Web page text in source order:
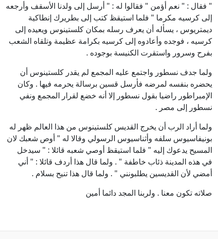
" فقال : " نعم أؤمن " فقالوا له : " أرسل إلى ولدنا الأسقف وأرجعه
إلى كرسيه مكرما " فلما استيقظ كتب إلى بطريرك إنطاكية
ديمتريوس ، يسأله أن يعرف رسله بمكان كلستينوس ويعيده إلى
كرسيه ، فوجده وأعادوه إلى كرسيه بكرامة عظيمة وتلقاه الشعب
بفرح وسرور واستقرت الكنيسة بوجوده .
ولما جدف نسطور واجتمع عليه المجمع لم يقدر كلستينوس أن
يحضره بنفسه لمرضه فأرسل قسين برسالة يحرمه فيها . وكان
الإمبراطور راضيا بقول نسطور إلا أنه خضع لقرار المجمع ونفي
نسطور إلى مصر .
ولما أراد الرب أن يخرج القديس كلستينوس من هذا العالم ظهر له
بونيفاسيوس سلفه وأثناسيوس الرسولي وقالا له " أوص شعبك لان
المسيح يدعوك إليه " فلما استيقظ أوصي شعبه قائلا : " سيدخل
في هذه المدينة ذئاب خاطفة " . ولما قال هذا أردف قائلا : " أني
أمضي لأن القديسين يطلبونني " . ولما قال هذا تنيح بسلام .
صلاته تكون معنا . ولربنا المجد دائما أمين